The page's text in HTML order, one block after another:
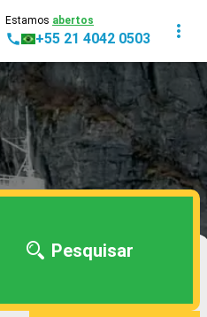
Estamos abertos
+55 21 4042 0503
Pesquisar